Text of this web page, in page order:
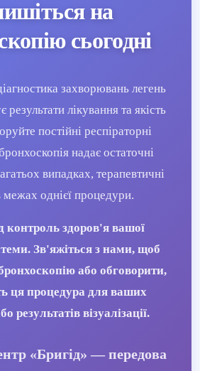
на
сьогодні
захворювань легень
лікування та якість
постійні респіраторні
надає остаточні
випадках, терапевтичні
межах однієї процедури.
контроль здоров'я вашої
Зв'яжіться з нами, щоб
або обговорити,
ця процедура для ваших
результатів візуалізації.
«Бригід» — передова